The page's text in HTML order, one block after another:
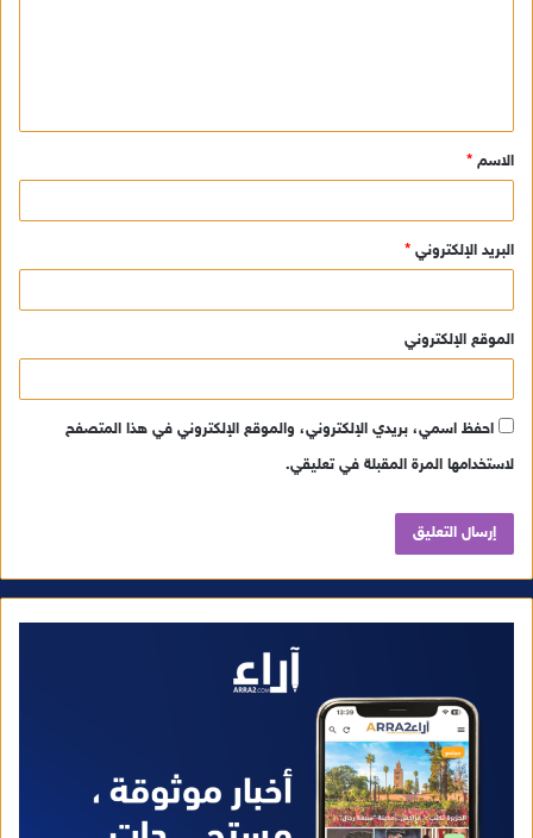
ق
*
الاسم *
البريد الإلكتروني *
الموقع الإلكتروني
احفظ اسمي، بريدي الإلكتروني، والموقع الإلكتروني في هذا المتصفح
لاستخدامها المرة المقبلة في تعليقي.